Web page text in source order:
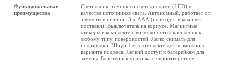
Функциональные
преимущества
Светильник-ночник со светодиодами (LED) в
качестве источников света. Автономный, работает от
элементов питания 3 х ААА (не входят в комплект
поставки). Выключатель на корпусе. Магнитные
стикеры в комплекте с возможностью крепления к
любому типу поверхностей. Легко снимать для
подзарядки. Шнур 1 м в комплекте для возможного
варианта подвеса. Легкий доступ к батарейкам для
замены. Блистерная упаковка с евроотверстием.